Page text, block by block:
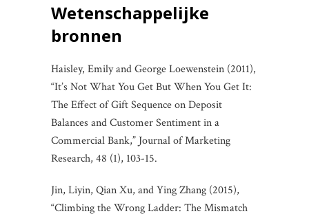
Wetenschappelijke
bronnen
Haisley, Emily and George Loewenstein (2011),
“It’s Not What You Get But When You Get It:
The Effect of Gift Sequence on Deposit
Balances and Customer Sentiment in a
Commercial Bank,” Journal of Marketing
Research, 48 (1), 103-15.
Jin, Liyin, Qian Xu, and Ying Zhang (2015),
“Climbing the Wrong Ladder: The Mismatch